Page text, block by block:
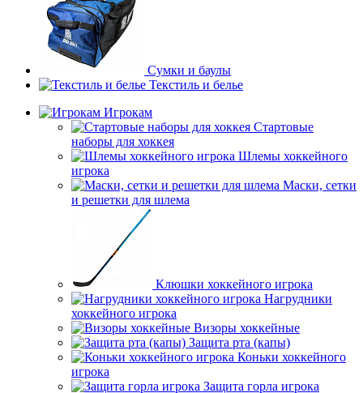
Сумки и баулы
Текстиль и белье
Игрокам
Стартовые
наборы для хоккея
Шлемы хоккейного
игрока
Маски, сетки
и решетки для шлема
Клюшки хоккейного игрока
Нагрудники
хоккейного игрока
Визоры хоккейные
Защита рта (капы)
Коньки хоккейного
игрока
Защита горла игрока